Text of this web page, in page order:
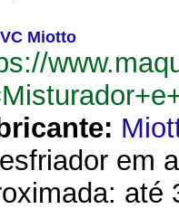
Miotto
em
até